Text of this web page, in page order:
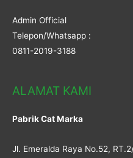
Admin Official
Telepon/Whatsapp :
0811-2019-3188
ALAMAT KAMI
Pabrik Cat Marka
Jl. Emeralda Raya No.52,